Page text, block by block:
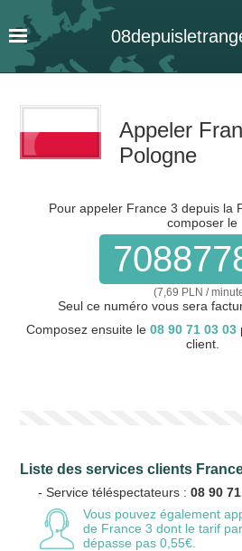
08depuis
Appeler
Pologne
Pour appeler France 3 depuis la
composer le
(7,69 PLN /
Seul ce numéro vous sera
Composez ensuite le 08 90 71 03 03
client.
Liste des services clients
- Service téléspectateurs :08 90
Vous pouvez également
de France 3 dont le tarif
dépasse pas 0,55€.